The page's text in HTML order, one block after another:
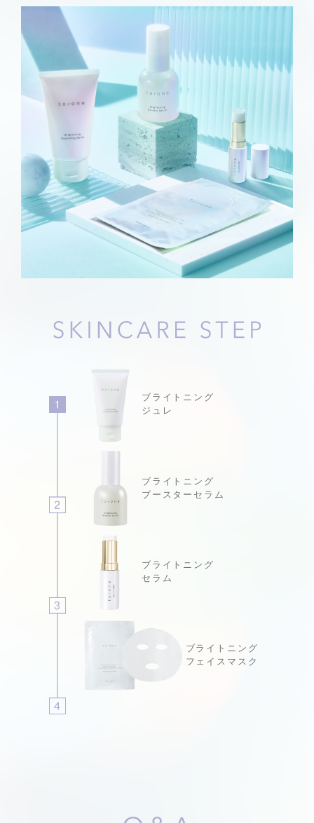
ブライトニング
ジュレ
ブライトニング
ブースターセラム
ブライトニング
セラム
ブライトニング
フェイスマスク